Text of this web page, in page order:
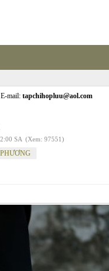
E-mail: tapchihopluu@aol.com
SA (Xem: 97551)